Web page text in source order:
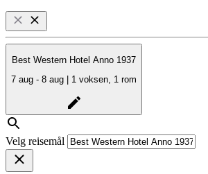
Best Western Hotel Anno 1937
7 aug - 8 aug | 1 voksen, 1 rom
Velg reisemål